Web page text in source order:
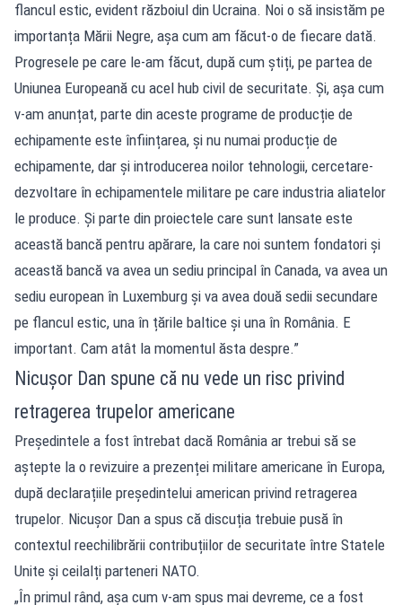
flancul estic, evident războiul din Ucraina. Noi o să insistăm pe
importanța Mării Negre, așa cum am făcut-o de fiecare dată.
Progresele pe care le-am făcut, după cum știți, pe partea de
Uniunea Europeană cu acel hub civil de securitate. Și, așa cum
v-am anunțat, parte din aceste programe de producție de
echipamente este înființarea, și nu numai producție de
echipamente, dar și introducerea noilor tehnologii, cercetare-
dezvoltare în echipamentele militare pe care industria aliatelor
le produce. Și parte din proiectele care sunt lansate este
această bancă pentru apărare, la care noi suntem fondatori și
această bancă va avea un sediu principal în Canada, va avea un
sediu european în Luxemburg și va avea două sedii secundare
pe flancul estic, una în țările baltice și una în România. E
important. Cam atât la momentul ăsta despre.”
Nicușor Dan spune că nu vede un risc privind
retragerea trupelor americane
Președintele a fost întrebat dacă România ar trebui să se
aștepte la o revizuire a prezenței militare americane în Europa,
după declarațiile președintelui american privind retragerea
trupelor. Nicușor Dan a spus că discuția trebuie pusă în
contextul reechilibrării contribuțiilor de securitate între Statele
Unite și ceilalți parteneri NATO.
„În primul rând, așa cum v-am spus mai devreme, ce a fost